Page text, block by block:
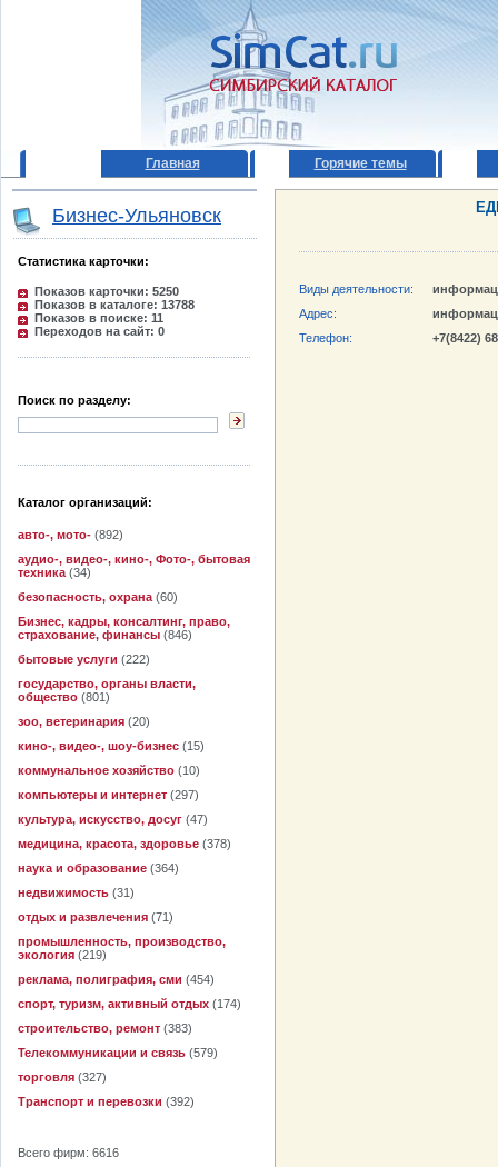
Главная Горячие темы
Бизнес-Ульяновск
Статистика карточки:
Показов карточки: 5250
Показов в каталоге: 13788
Показов в поиске: 11
Переходов на сайт: 0
Поиск по разделу:
Каталог организаций:
авто-, мото- (892)
аудио-, видео-, кино-, Фото-, бытовая
техника (34)
безопасность, охрана (60)
Бизнес, кадры, консалтинг, право,
страхование, финансы (846)
бытовые услуги (222)
государство, органы власти,
общество (801)
зоо, ветеринария (20)
кино-, видео-, шоу-бизнес (15)
коммунальное хозяйство (10)
компьютеры и интернет (297)
культура, искусство, досуг (47)
медицина, красота, здоровье (378)
наука и образование (364)
недвижимость (31)
отдых и развлечения (71)
промышленность, производство,
экология (219)
реклама, полиграфия, сми (454)
спорт, туризм, активный отдых (174)
строительство, ремонт (383)
Телекоммуникации и связь (579)
торговля (327)
Транспорт и перевозки (392)
Всего фирм: 6616
Виды деятельности:
Адрес:
Телефон:
+7(8422)